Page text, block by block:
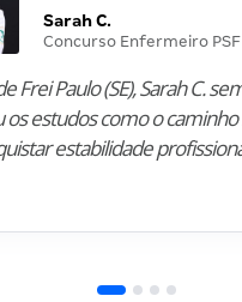
Sarah C.
Concurso Enfermeiro PSF
Frei Paulo (SE), Sarah C.
os estudos como o
estabilidade